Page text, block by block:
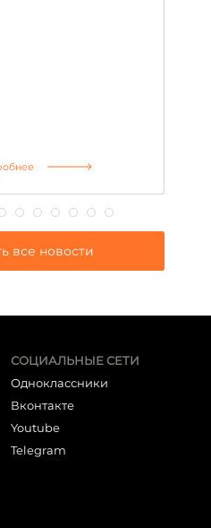
все новости
СОЦИАЛЬНЫЕ СЕТИ
Одноклассники
Вконтакте
Youtube
Telegram